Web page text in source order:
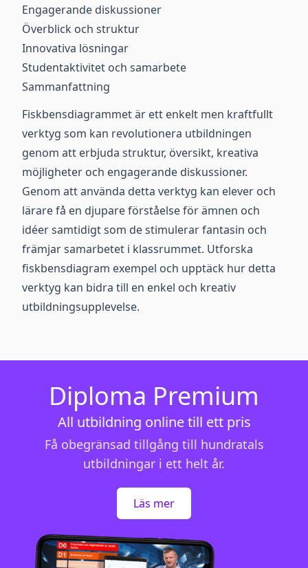
Engagerande diskussioner
Överblick och struktur
Innovativa lösningar
Studentaktivitet och samarbete
Sammanfattning
Fiskbensdiagrammet är ett enkelt men kraftfullt
verktyg som kan revolutionera utbildningen
genom att erbjuda struktur, översikt, kreativa
möjligheter och engagerande diskussioner.
Genom att använda detta verktyg kan elever och
lärare få en djupare förståelse för ämnen och
idéer samtidigt som de stimulerar fantasin och
främjar samarbetet i klassrummet. Utforska
fiskbensdiagram exempel och upptäck hur detta
verktyg kan bidra till en enkel och kreativ
utbildningsupplevelse.
Diploma Premium
All utbildning online till ett pris
Få obegränsad tillgång till hundratals
utbildningar i ett helt år.
Läs mer